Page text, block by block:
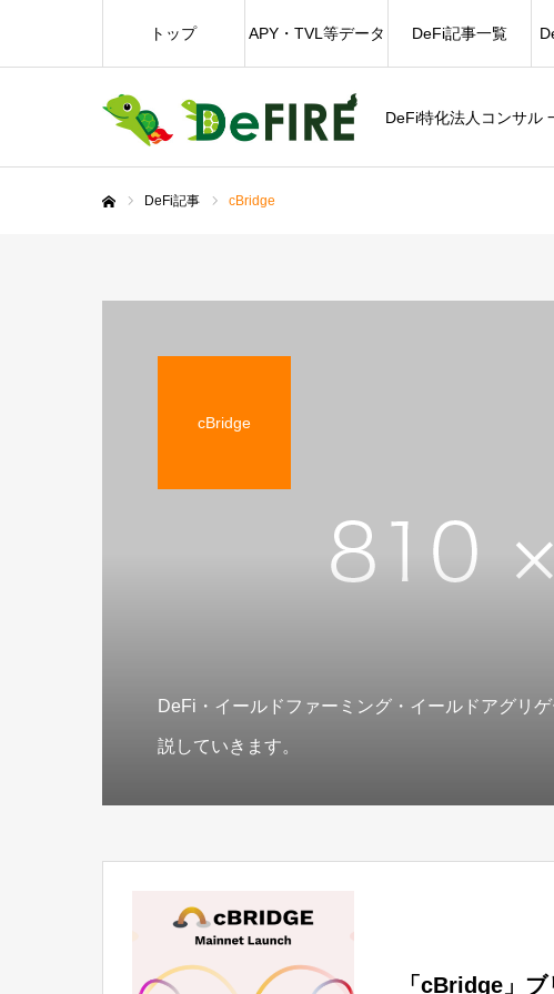
DeFi特化法人コンサル
トップ APY・TVL等データ DeFi記事一覧
DeFi記事 cBridge
cBridge
DeFi・イールドファーミング・イールドアグリ
説していきます。
「cBridge」